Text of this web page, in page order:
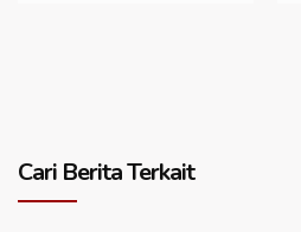
Cari Berita Terkait